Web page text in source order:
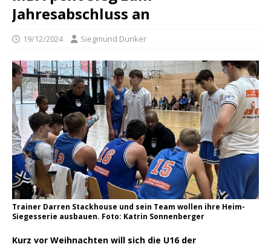
Jahresabschluss an
19/12/2024 Siegmund Dunker
Trainer Darren Stackhouse und sein Team wollen ihre Heim-
Siegesserie ausbauen. Foto: Katrin Sonnenberger
Kurz vor Weihnachten will sich die U16 der